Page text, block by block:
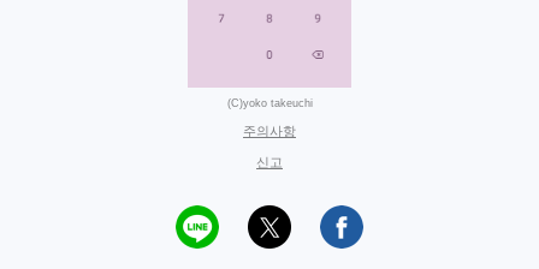
(C)yoko takeuchi
주의사항
신고